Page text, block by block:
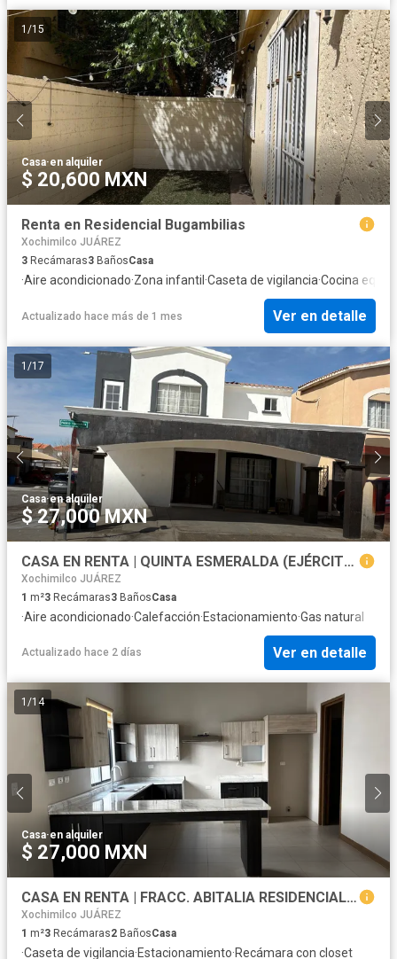
1 /15
Casa·en alquiler
$ 20,600 MXN
Renta en Residencial Bugambilias
Xochimilco JUÁREZ
3 Recámaras3 BañosCasa
·Aire acondicionado·Zona infantil ·Caseta de vigilancia·Cocina
Actualizado hace más de 1 mes Ver en detalle
1 /17
Casa·en alquiler
$ 27,000 MXN
CASA EN RENTA | QUINTA ESMERALDA (EJÉRCITO NACIONAL)
Xochimilco JUÁREZ
1 m²3 Recámaras3 BañosCasa
·Aire acondicionado·Calefacción·Estacionamiento·Gas natural
Actualizado hace 2 días Ver en detalle
1 /14
Casa·en alquiler
$ 27,000 MXN
CASA EN RENTA | FRACC. ABITALIA RESIDENCIAL (CAMPOS ELÍSEOS)
Xochimilco JUÁREZ
1 m²3 Recámaras2 BañosCasa
·Caseta de vigilancia·Estacionamiento·Recámara con closet